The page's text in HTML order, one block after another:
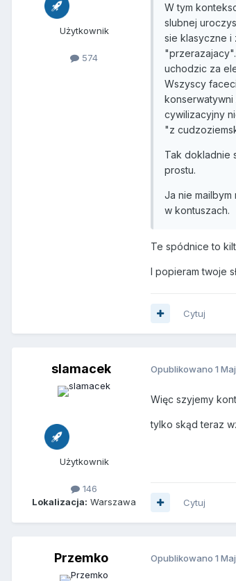
Użytkownik
574
W tym
slubnej
sie klasyczne i
uchodzic za
Wszyscy
konserwatywni
cywilizacyjny
"z
Tak dokladnie
prostu.
Ja nie
w kontuszach.
Te spódnice to
I popieram twoje
Cytuj
slamacek
Użytkownik
146
Lokalizacja: Warszawa
Opublikowano 1
Więc szyjemy
tylko skąd teraz
Cytuj
Przemko Opublikowano 1